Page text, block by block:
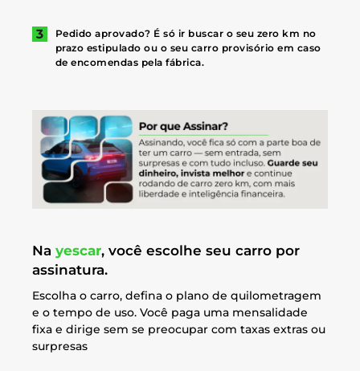
Pedido aprovado? É só ir buscar o seu zero km no
prazo estipulado ou o seu carro provisório em caso
de encomendas pela fábrica.
Na yescar, você escolhe seu carro por
assinatura.
Escolha o carro, defina o plano de quilometragem
e o tempo de uso. Você paga uma mensalidade
fixa e dirige sem se preocupar com taxas extras ou
surpresas